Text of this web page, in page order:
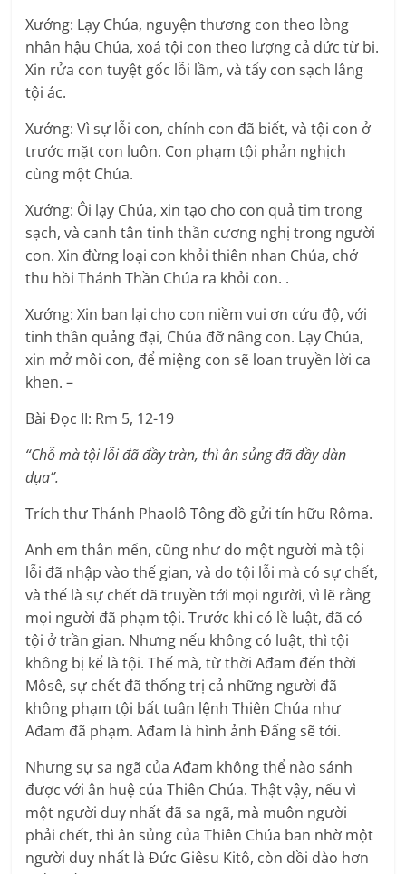
Xướng: Lạy Chúa, nguyện thương con theo lòng
nhân hậu Chúa, xoá tội con theo lượng cả đức từ bi.
Xin rửa con tuyệt gốc lỗi lầm, và tẩy con sạch lâng
tội ác.
Xướng: Vì sự lỗi con, chính con đã biết, và tội con ở
trước mặt con luôn. Con phạm tội phản nghịch
cùng một Chúa.
Xướng: Ôi lạy Chúa, xin tạo cho con quả tim trong
sạch, và canh tân tinh thần cương nghị trong người
con. Xin đừng loại con khỏi thiên nhan Chúa, chớ
thu hồi Thánh Thần Chúa ra khỏi con. .
Xướng: Xin ban lại cho con niềm vui ơn cứu độ, với
tinh thần quảng đại, Chúa đỡ nâng con. Lạy Chúa,
xin mở môi con, để miệng con sẽ loan truyền lời ca
khen. –
Bài Ðọc II: Rm 5, 12-19
“Chỗ mà tội lỗi đã đầy tràn, thì ân sủng đã đầy dàn
dụa”.
Trích thư Thánh Phaolô Tông đồ gửi tín hữu Rôma.
Anh em thân mến, cũng như do một người mà tội
lỗi đã nhập vào thế gian, và do tội lỗi mà có sự chết,
và thế là sự chết đã truyền tới mọi người, vì lẽ rằng
mọi người đã phạm tội. Trước khi có lề luật, đã có
tội ở trần gian. Nhưng nếu không có luật, thì tội
không bị kể là tội. Thế mà, từ thời Ađam đến thời
Môsê, sự chết đã thống trị cả những người đã
không phạm tội bất tuân lệnh Thiên Chúa như
Ađam đã phạm. Ađam là hình ảnh Ðấng sẽ tới.
Nhưng sự sa ngã của Ađam không thể nào sánh
được với ân huệ của Thiên Chúa. Thật vậy, nếu vì
một người duy nhất đã sa ngã, mà muôn người
phải chết, thì ân sủng của Thiên Chúa ban nhờ một
người duy nhất là Ðức Giêsu Kitô, còn dồi dào hơn